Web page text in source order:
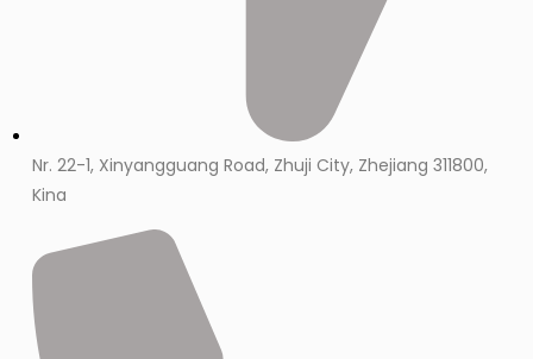
Nr. 22-1, Xinyangguang Road, Zhuji City, Zhejiang 311800,
Kina